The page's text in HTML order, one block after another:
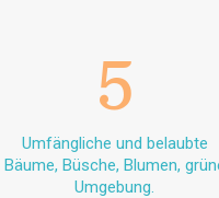
5
Umfängliche und belaubte
Bäume, Büsche, Blumen,
Umgebung.